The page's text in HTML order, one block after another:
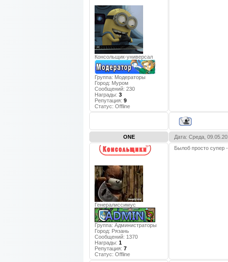
Консольщик-универсал
Группа: Модераторы
Город: Муром
Сообщений: 230
Награды: 3
Репутация: 9
Статус: Offline
ONE Дата: Среда,
Генералиссимус
Группа: Администраторы
Город: Рязань
Сообщений: 1370
Награды: 1
Репутация: 7
Статус: Offline
Былоб просто супер